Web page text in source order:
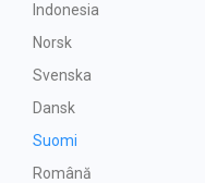
Indonesia
Norsk
Svenska
Dansk
Suomi
Română